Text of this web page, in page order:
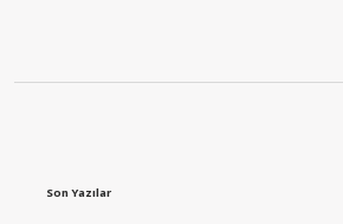
Son Yazılar